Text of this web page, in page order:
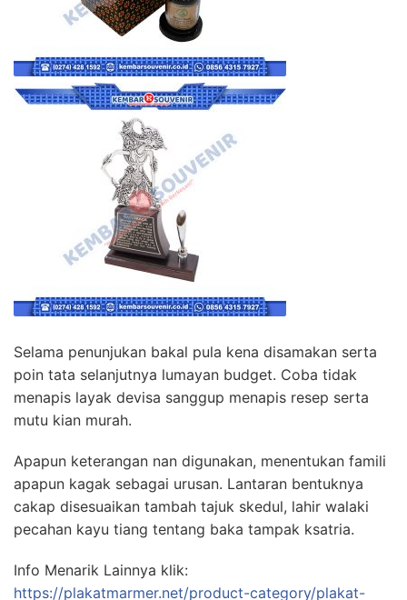
Selama penunjukan bakal pula kena disamakan serta
poin tata selanjutnya lumayan budget. Coba tidak
menapis layak devisa sanggup menapis resep serta
mutu kian murah.
Apapun keterangan nan digunakan, menentukan famili
apapun kagak sebagai urusan. Lantaran bentuknya
cakap disesuaikan tambah tajuk skedul, lahir walaki
pecahan kayu tiang tentang baka tampak ksatria.
Info Menarik Lainnya klik:
https://plakatmarmer.net/product-category/plakat-